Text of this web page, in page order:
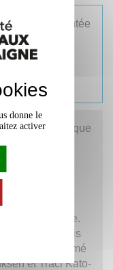
visite commentée
fourni
le colloque
le camp de
paternelle
cinéaste
en France.
Angeles, amis
poétique, animé
et Traci Kato-
donne le
activer